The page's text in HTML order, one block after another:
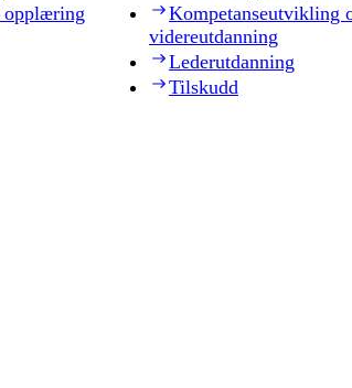
opplæring
Kompetanseutvikling
videreutdanning
Lederutdanning
Tilskudd